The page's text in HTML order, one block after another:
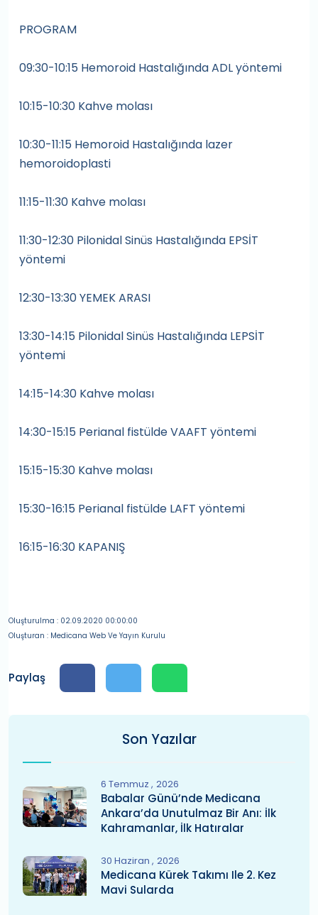
PROGRAM
09:30-10:15 Hemoroid Hastalığında ADL yöntemi
10:15-10:30 Kahve molası
10:30-11:15 Hemoroid Hastalığında lazer
hemoroidoplasti
11:15-11:30 Kahve molası
11:30-12:30 Pilonidal Sinüs Hastalığında EPSİT
yöntemi
12:30-13:30 YEMEK ARASI
13:30-14:15 Pilonidal Sinüs Hastalığında LEPSİT
yöntemi
14:15-14:30 Kahve molası
14:30-15:15 Perianal fistülde VAAFT yöntemi
15:15-15:30 Kahve molası
15:30-16:15 Perianal fistülde LAFT yöntemi
16:15-16:30 KAPANIŞ
Oluşturulma : 02.09.2020 00:00:00
Oluşturan : Medicana Web Ve Yayın Kurulu
Paylaş
Son Yazılar
6 Temmuz 2026
Babalar Günü’nde Medicana
Ankara’da Unutulmaz Bir Anı: İlk
Kahramanlar, İlk Hatıralar
30 Haziran 2026
Medicana Kürek Takımı Ile 2. Kez
Mavi Sularda